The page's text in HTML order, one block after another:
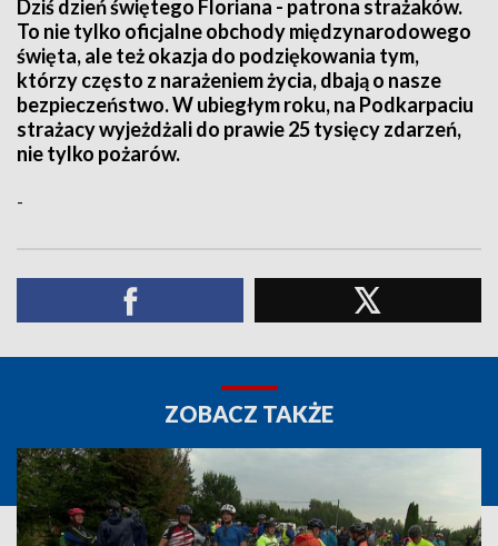
Dziś dzień świętego Floriana - patrona strażaków.
To nie tylko oficjalne obchody międzynarodowego
święta, ale też okazja do podziękowania tym,
którzy często z narażeniem życia, dbają o nasze
bezpieczeństwo. W ubiegłym roku, na Podkarpaciu
strażacy wyjeżdżali do prawie 25 tysięcy zdarzeń,
nie tylko pożarów.
-
ZOBACZ TAKŻE